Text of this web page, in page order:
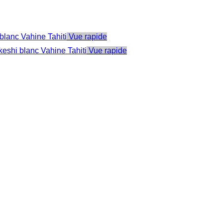
Vue rapide
Vue rapide